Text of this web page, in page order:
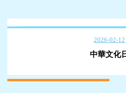
2026-02-12
中華文化